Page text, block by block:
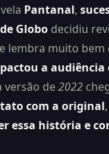
Pantanal,
Globodecidiu
lembra muito
a audiência
versão de2022
com a original
essa história e